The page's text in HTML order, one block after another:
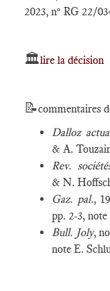
2023, n° RG 22/
🏛️lire la décision
📝commentaires
Dalloz
& A.
Rev.
& N.
Gaz. pal.,
pp. 2-3,
Bull. Joly,
note E.